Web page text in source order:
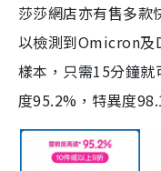
莎莎網店亦有售多款
以檢測到Omicron及
樣本，只需15分鐘
度95.2%，特異度